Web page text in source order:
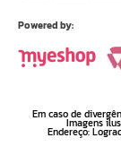
Powered by:
Em caso de
Imagens
Endereço: